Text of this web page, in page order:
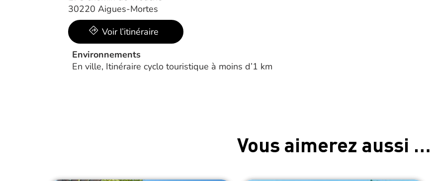
30220 Aigues-Mortes
Voir l’itinéraire
Environnements
En ville, Itinéraire cyclo touristique à moins d’1 km
Vous aimerez aussi …